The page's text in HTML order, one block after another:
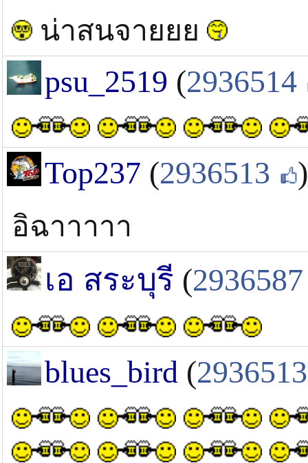
น่าสนจายยย
psu_2519 (2936514
Top237 (2936513 )
อิฉาาาาา
เอ สระบุรี (2936587
blues_bird (2936513